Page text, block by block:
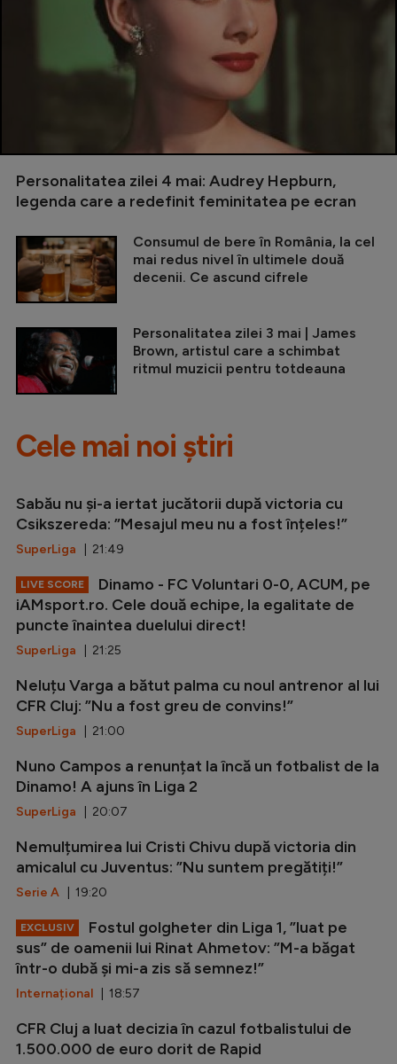
Personalitatea zilei 4 mai: Audrey Hepburn,
legenda care a redefinit feminitatea pe ecran
Consumul de bere în România, la cel
mai redus nivel în ultimele două
decenii. Ce ascund cifrele
Personalitatea zilei 3 mai | James
Brown, artistul care a schimbat
ritmul muzicii pentru totdeauna
Cele mai noi știri
Sabău nu și-a iertat jucătorii după victoria cu
Csikszereda: ”Mesajul meu nu a fost înțeles!”
SuperLiga | 21:49
LIVE SCORE
Dinamo - FC Voluntari 0-0, ACUM, pe
iAMsport.ro. Cele două echipe, la egalitate de
puncte înaintea duelului direct!
SuperLiga | 21:25
Neluțu Varga a bătut palma cu noul antrenor al lui
CFR Cluj: ”Nu a fost greu de convins!”
SuperLiga | 21:00
Nuno Campos a renunțat la încă un fotbalist de la
Dinamo! A ajuns în Liga 2
SuperLiga | 20:07
Nemulțumirea lui Cristi Chivu după victoria din
amicalul cu Juventus: ”Nu suntem pregătiți!”
Serie A | 19:20
EXCLUSIV
Fostul golgheter din Liga 1, ”luat pe
sus” de oamenii lui Rinat Ahmetov: ”M-a băgat
într-o dubă și mi-a zis să semnez!”
Internațional | 18:57
CFR Cluj a luat decizia în cazul fotbalistului de
1.500.000 de euro dorit de Rapid